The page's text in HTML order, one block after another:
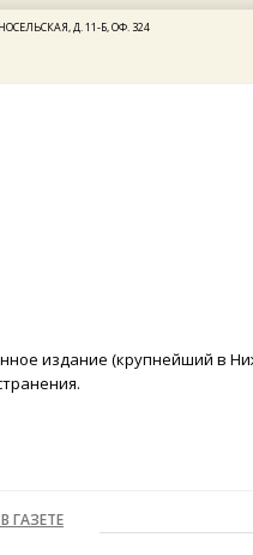
Д. 11-Б, ОФ. 324
издание (крупнейший в
ГАЗЕТЕ